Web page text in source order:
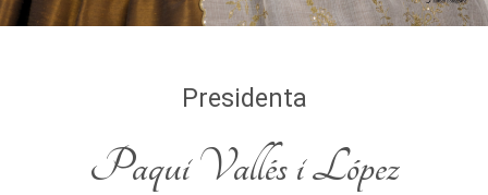
Presidenta
Paqui Vallés i López